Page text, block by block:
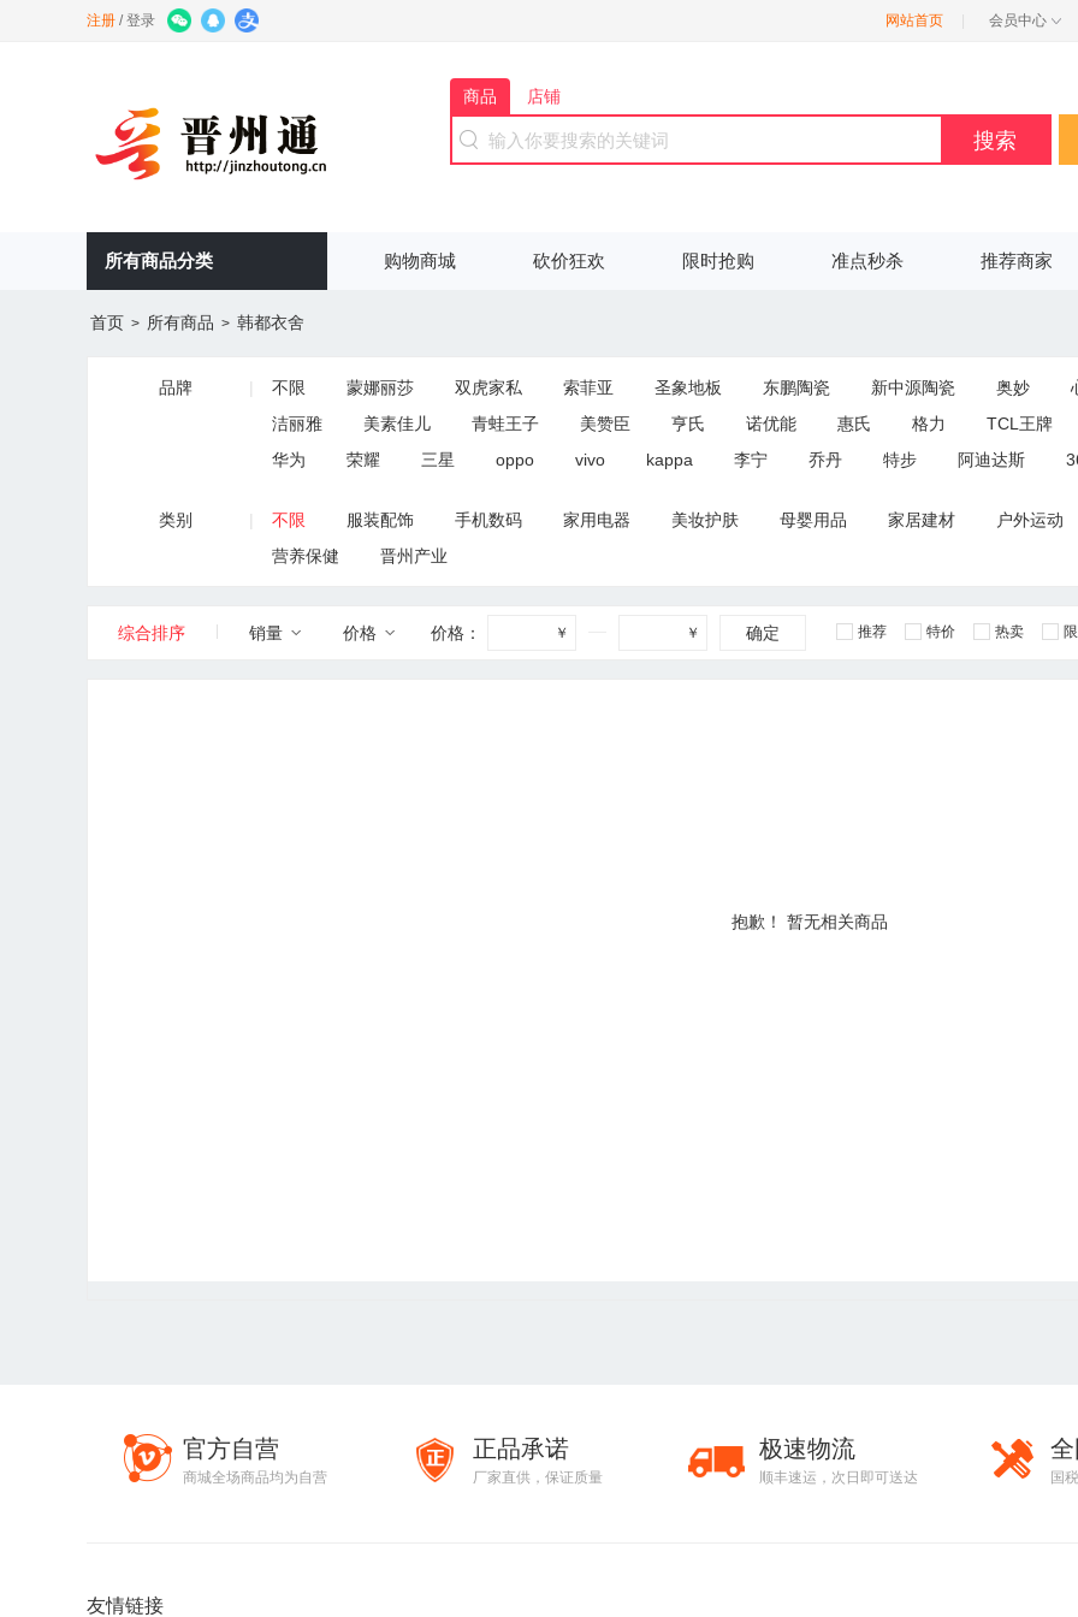
注册 /登录 网站首页 会员中心
商品 店铺
搜索
所有商品分类 购物商城 砍价狂欢 限时抢购 准点秒杀 推荐商家
首页 > 所有商品 > 韩都衣舍
品牌 | 不限 蒙娜丽莎 双虎家私 索菲亚 圣象地板 东鹏陶瓷 新中源陶瓷 奥妙
洁丽雅
美素佳儿 青蛙王子 美赞臣 亨氏 诺优能 惠氏 格力
TCL王牌
华为
荣耀 三星 oppo vivo kappa 李宁 乔丹 特步 阿迪达斯
木林森
骆驼 都市丽人 爱慕 秋水伊人 韩都衣舍 阿迪达斯 诗篇
吉利
BUICK/别克
类别 | 不限 服装配饰 手机数码 家用电器 美妆护肤 母婴用品 家居建材
户外运动
营养保健
晋州产业
综合排序 销量 价格 价格： ￥ ￥ 确定 推荐 特价 热卖
抱歉！ 暂无相关商品
官方自营
商城全场商品均为自营
正品承诺
厂家直供，保证质量
极速物流
顺丰速运，次日即可送达 国
友情链接